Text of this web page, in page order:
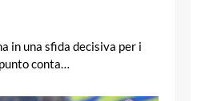
in una sfida decisiva per i
conta…